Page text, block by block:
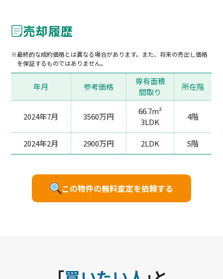
売却履歴
最終的な成約価格とは異なる場合があります。また、将来の売出し価格
を保証するものではありません。
年月 参考価格
専有面積
間取り
所在階
2024年7月 3560万円
66.7m²
3LDK
4階
2024年2月 2900万円 2LDK 5階
この物件の無料査定を依頼する